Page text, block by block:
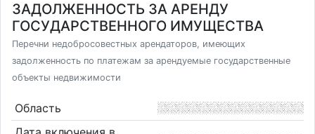
ЗАДОЛЖЕННОСТЬ ЗА АРЕНДУ
ГОСУДАРСТВЕННОГО ИМУЩЕСТВА
Перечни недобросовестных арендаторов, имеющих
задолженность по платежам за арендуемые государственные
объекты недвижимости
Область